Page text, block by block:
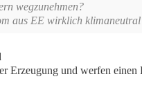
wegzunehmen?
aus EE wirklich
Erzeugung und werfen